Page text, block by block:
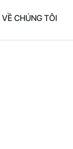
VỀ CHÚNG TÔI